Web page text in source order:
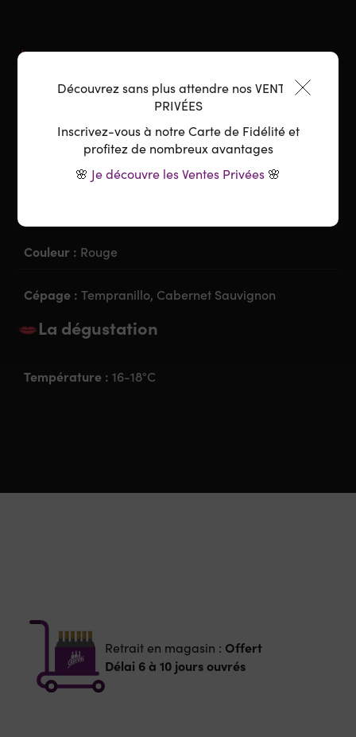
Castille et Léon
Couleur : Rouge
Cépage :Tempranillo, Cabernet Sauvignon
La dégustation
Température :16-18°C
Retrait en magasin : Offert
Délai 6 à 10 jours ouvrés
Découvrez sans plus attendre nos VENTES
PRIVÉES
Inscrivez-vous à notre Carte de Fidélité et
profitez de nombreux avantages
🌸 Je découvre les Ventes Privées 🌸